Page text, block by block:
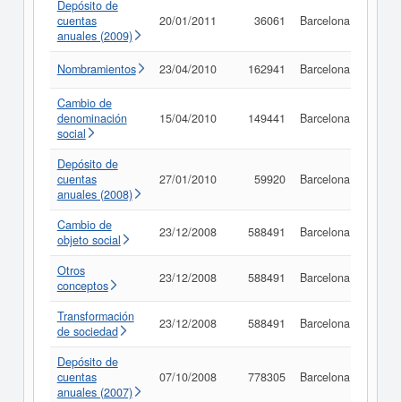
Depósito de
cuentas
anuales (2009)
20/01/2011 36061 Barcelona
Nombramientos 23/04/2010 162941 Barcelona
Cambio de
denominación
social
15/04/2010 149441 Barcelona
Depósito de
cuentas
anuales (2008)
27/01/2010 59920 Barcelona
Cambio de
objeto social
23/12/2008 588491 Barcelona
Otros
conceptos
23/12/2008 588491 Barcelona
Transformación
de sociedad
23/12/2008 588491 Barcelona
Depósito de
cuentas
anuales (2007)
07/10/2008 778305 Barcelona